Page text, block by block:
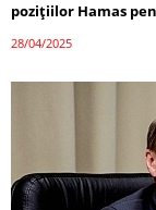
pozițiilor Hamas
28/04/2025